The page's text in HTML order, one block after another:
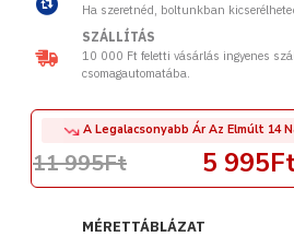
MÉRETTÁBLÁZAT
5
A Legalacsonyabb Ár Az Elmúlt 14
11 995Ft
Ha szeretnéd, boltunkban
SZÁLLÍTÁS
10 000 Ft feletti vásárlás ingyenes
csomagautomatába.